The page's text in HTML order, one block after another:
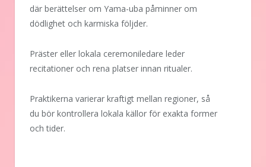
där berättelser om Yama-uba påminner om
dödlighet och karmiska följder.
Präster eller lokala ceremoniledare leder
recitationer och rena platser innan ritualer.
Praktikerna varierar kraftigt mellan regioner, så
du bör kontrollera lokala källor för exakta former
och tider.